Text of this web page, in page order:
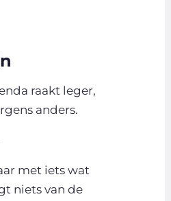
raakt leger,
anders.
met iets wat
niets van de